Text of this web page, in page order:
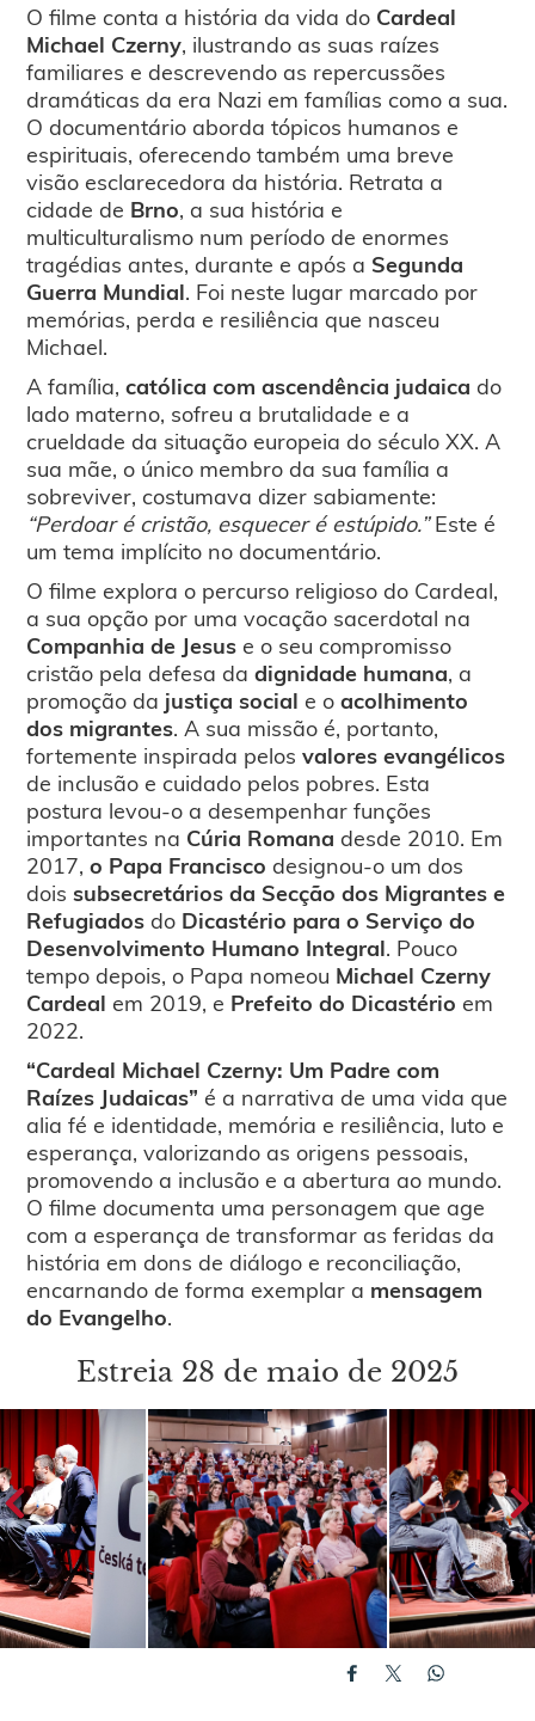
O filme conta a história da vida do Cardeal
Michael Czerny, ilustrando as suas raízes
familiares e descrevendo as repercussões
dramáticas da era Nazi em famílias como a sua.
O documentário aborda tópicos humanos e
espirituais, oferecendo também uma breve
visão esclarecedora da história. Retrata a
cidade de Brno, a sua história e
multiculturalismo num período de enormes
tragédias antes, durante e após a Segunda
Guerra Mundial. Foi neste lugar marcado por
memórias, perda e resiliência que nasceu
Michael.
A família,católica com ascendência judaica do
lado materno, sofreu a brutalidade e a
crueldade da situação europeia do século XX. A
sua mãe, o único membro da sua família a
sobreviver, costumava dizer sabiamente:
“Perdoar é cristão, esquecer é estúpido.”Este é
um tema implícito no documentário.
O filme explora o percurso religioso do Cardeal,
a sua opção por uma vocação sacerdotal na
Companhia de Jesus e o seu compromisso
cristão pela defesa dadignidade humana, a
promoção da justiça social e oacolhimento
dos migrantes. A sua missão é, portanto,
fortemente inspirada pelosvalores evangélicos
de inclusão e cuidado pelos pobres. Esta
postura levou-o a desempenhar funções
importantes na Cúria Romana desde 2010. Em
2017,o Papa Francisco designou-o um dos
doissubsecretários da Secção dos Migrantes e
Refugiados do Dicastério para o Serviço do
Desenvolvimento Humano Integral. Pouco
tempo depois, o Papa nomeou Michael Czerny
Cardeal em 2019, e Prefeito do Dicastério em
2022.
“Cardeal Michael Czerny: Um Padre com
Raízes Judaicas” é a narrativa de uma vida que
alia fé e identidade, memória e resiliência, luto e
esperança, valorizando as origens pessoais,
promovendo a inclusão e a abertura ao mundo.
O filme documenta uma personagem que age
com a esperança de transformar as feridas da
história em dons de diálogo e reconciliação,
encarnando de forma exemplar a mensagem
do Evangelho.
Estreia 28 de maio de 2025